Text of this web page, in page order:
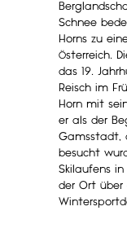
Schnee
Horns zu
Österreich.
das 19.
Reisch im
Horn mit
er als der
Gamsstadt,
besucht
Skilaufens
der Ort über